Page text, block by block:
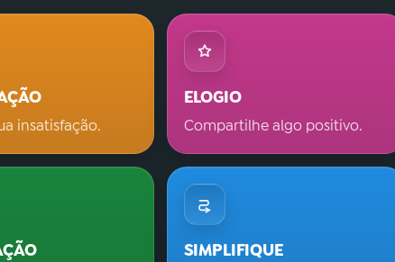
insatisfação.
ELOGIO
Compartilhe algo positivo.
SIMPLIFIQUE